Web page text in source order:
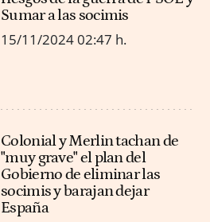
Sumar a las socimis
15/11/202402:47 h.
Colonial y Merlin tachan de
"muy grave" el plan del
Gobierno de eliminar las
socimis y barajan dejar
España